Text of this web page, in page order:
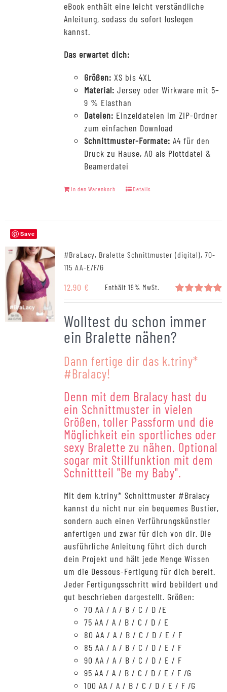
eBook enthält eine leicht verständliche
Anleitung, sodass du sofort loslegen
kannst.
Das erwartet dich:
Größen: XS bis 4XL
Material: Jersey oder Wirkware mit 5–
9 % Elasthan
Dateien: Einzeldateien im ZIP-Ordner
zum einfachen Download
Schnittmuster-Formate: A4 für den
Druck zu Hause, A0 als Plottdatei &
Beamerdatei
In den Warenkorb Details
Save
#BraLacy, Bralette Schnittmuster (digital), 70-
115 AA-E/F/G
Bewertet
von 5
12,90 € Enthält 19% MwSt.
Wolltest du schon immer
ein Bralette nähen?
Dann fertige dir das k.triny*
#Bralacy!
Denn mit dem Bralacy hast du
ein Schnittmuster in vielen
Größen, toller Passform und die
Möglichkeit ein sportliches oder
sexy Bralette zu nähen. Optional
sogar mit Stillfunktion mit dem
Schnittteil "Be my Baby".
Mit dem k.triny* Schnittmuster #Bralacy
kannst du nicht nur ein bequemes Bustier,
sondern auch einen Verführungskünstler
anfertigen und zwar für dich von dir. Die
ausführliche Anleitung führt dich durch
dein Projekt und hält jede Menge Wissen
um die Dessous-Fertigung für dich bereit.
Jeder Fertigungsschritt wird bebildert und
gut beschrieben dargestellt. Größen:
70 AA / A / B / C / D /E
75 AA / A / B / C / D / E
80 AA / A / B / C / D / E / F
85 AA / A / B / C / D / E / F
90 AA / A / B / C / D / E / F
95 AA / A / B / C / D / E / F /G
100 AA / A / B / C / D / E / F /G